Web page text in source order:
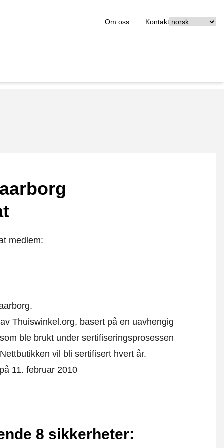
Om oss Kontakt
medlem:
Thuiswinkel.org, basert på en uavhengig
ble brukt under sertifiseringsprosessen
vil bli sertifisert hvert år.
11. februar 2010
8 sikkerheter: